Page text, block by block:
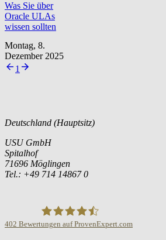
Was Sie über
Oracle ULAs
wissen sollten
Montag, 8.
Dezember 2025
1
Deutschland (Hauptsitz)
USU GmbH
Spitalhof
71696 Möglingen
Tel.: +49 714 14867 0
402 Bewertungen auf ProvenExpert.com